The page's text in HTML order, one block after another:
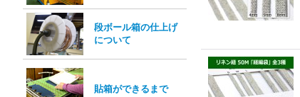
段ボール箱の仕上げ
について
貼箱ができるまで